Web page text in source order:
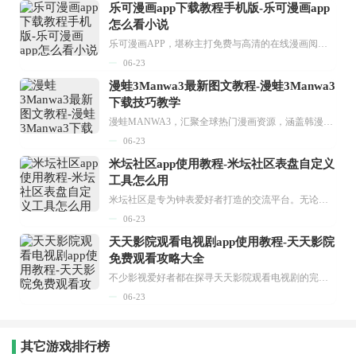
乐可漫画app下载教程手机版-乐可漫画app
怎么看小说
乐可漫画APP，堪称主打免费与高清的在线漫画阅读神器。其官方版提供海量完整版漫画资源，无论是国内漫画，还是日漫、韩漫、台漫、美漫等国外漫画，应有尽有，随时供你阅读。只需轻点一下，便能直接进入阅读界面。不仅如此，乐可漫画最新版本更新速度极快，在这里，你总能抢先看到全网一手漫画章节内容！...
06-23
漫蛙3Manwa3最新图文教程-漫蛙3Manwa3
下载技巧教学
漫蛙MANWA3，汇聚全球热门漫画资源，涵盖韩漫、欧美漫画、国漫等多种类型，题材丰富多样，全方位满足用户阅读喜好。它不仅是阅读平台，更是创作平台，为广大用户打造零门槛创作环境。...
06-23
米坛社区app使用教程-米坛社区表盘自定义
工具怎么用
米坛社区是专为钟表爱好者打造的交流平台。无论你是初涉钟表领域的普通爱好者，还是拥有多年收藏经验的资深玩家，都能在此找到属于自己的天地。 无需注册，就能轻松参与其中。通过专业的讨论论坛与丰富的交互功能，你可与世界各地的钟表爱好者畅快交流。若你钟情于钟表，米坛社区无疑是值得一试的理想之选。在这里，你能获取最新的手表资讯，交流见解，提升鉴赏品味，让每一块手表都成为收藏故事中重要的一部分。感兴趣的朋友，不要错过下载机会。...
06-23
天天影院观看电视剧app使用教程-天天影院
免费观看攻略大全
不少影视爱好者都在探寻天天影院观看电视剧的完整方法，结合最新平台使用规则，本篇新手入门攻略全面讲解观看渠道、检索流程、播放设置以及画面模式调整等实用内容。全文适配手机、电脑等主流设备，步骤简洁易懂，无论是初次使用的新手，还是想要优化观影体验的用户，都能参照内容快速上手，熟练掌握平台各项操作技巧，轻松畅享影视内容。...
06-23
其它游戏排行榜